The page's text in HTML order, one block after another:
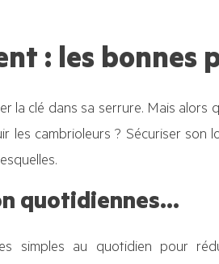
: les bonnes
la clé dans sa serrure. Mais alors
les cambrioleurs ? Sécuriser son
quotidiennes…
simples au quotidien pour